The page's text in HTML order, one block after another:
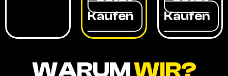
Kaufen
Kaufen
WARUMWIR?